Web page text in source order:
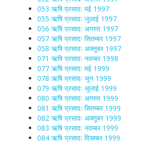
053 ऋषि प्रसादः मई 1997
055 ऋषि प्रसादः जुलाई 1997
056 ऋषि प्रसादः अगस्त 1997
057 ऋषि प्रसादः सितम्बर 1997
058 ऋषि प्रसादः अक्तूबर 1997
071 ऋषि प्रसादः नवम्बर 1998
077 ऋषि प्रसादः मई 1999
078 ऋषि प्रसादः जून 1999
079 ऋषि प्रसादः जुलाई 1999
080 ऋषि प्रसादः अगस्त 1999
081 ऋषि प्रसादः सितम्बर 1999
082 ऋषि प्रसादः अक्तूबर 1999
083 ऋषि प्रसादः नवम्बर 1999
084 ऋषि प्रसादः दिसम्बर 1999